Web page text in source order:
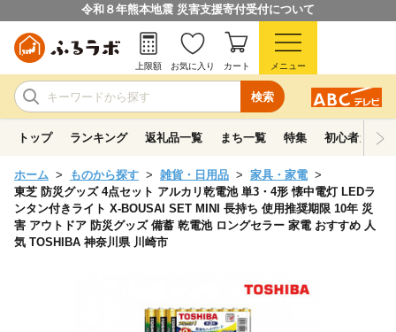
令和８年熊本地震 災害支援寄付受付について
検索
上限額 お気に入り カート メニュー
トップ ランキング 返礼品一覧 まち一覧 特集 初心者ガイド
ホーム ものから探す 雑貨・日用品
家具・家電
東芝 防災グッズ 4点セット アルカリ乾電池 単3・4形 懐中電灯 LEDラ
ンタン付きライト X-BOUSAI SET MINI 長持ち 使用推奨期限 10年 災
害 アウトドア 防災グッズ 備蓄 乾電池 ロングセラー 家電 おすすめ 人
気 TOSHIBA 神奈川県 川崎市